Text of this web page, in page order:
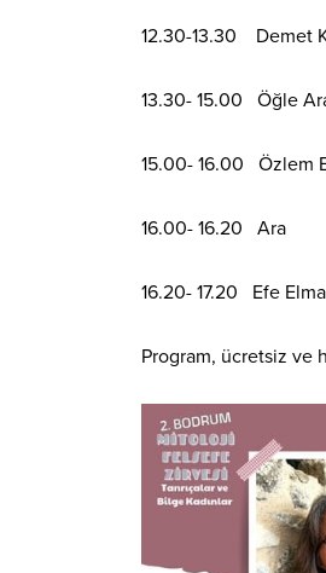
12.30-13.30 Demet
13.30- 15.00 Öğle
15.00- 16.00 Özlem
16.00- 16.20 Ara
16.20- 17.20 Efe
Program, ücretsiz ve